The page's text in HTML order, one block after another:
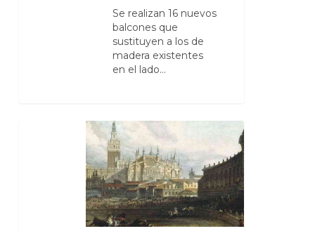
Se realizan 16 nuevos
balcones que
sustituyen a los de
madera existentes
en el lado…